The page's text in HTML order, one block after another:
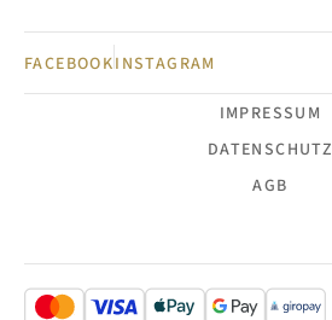
FACEBOOKINSTAGRAM
IMPRESSUM
DATENSCHUTZ
AGB